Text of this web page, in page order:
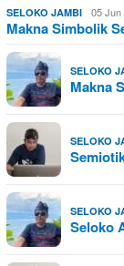
SELOKO JAMBI 05 Jun
Makna Simbolik
SELOKO
Makna
SELOKO
SELOKO
Seloko